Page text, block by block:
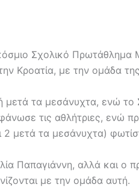
Σχολικό
Κροατία, με την ομάδα
τα μεσάνυχτα, ενώ το
τις αθλήτριες, ενώ
τα μεσάνυχτα)
Παπαγιάννη, αλλά και
με την ομάδα αυτή.